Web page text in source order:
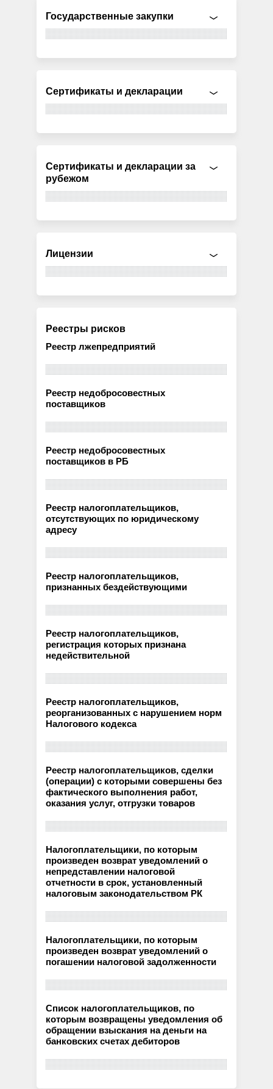
Государственные закупки
Сертификаты и декларации
Сертификаты и декларации за
рубежом
Лицензии
Реестры рисков
Реестр лжепредприятий
Реестр недобросовестных
поставщиков
Реестр недобросовестных
поставщиков в РБ
Реестр налогоплательщиков,
отсутствующих по юридическому
адресу
Реестр налогоплательщиков,
признанных бездействующими
Реестр налогоплательщиков,
регистрация которых признана
недействительной
Реестр налогоплательщиков,
реорганизованных с нарушением норм
Налогового кодекса
Реестр налогоплательщиков, сделки
(операции) с которыми совершены без
фактического выполнения работ,
оказания услуг, отгрузки товаров
Налогоплательщики, по которым
произведен возврат уведомлений о
непредставлении налоговой
отчетности в срок, установленный
налоговым законодательством РК
Налогоплательщики, по которым
произведен возврат уведомлений о
погашении налоговой задолженности
Список налогоплательщиков, по
которым возвращены уведомления об
обращении взыскания на деньги на
банковских счетах дебиторов